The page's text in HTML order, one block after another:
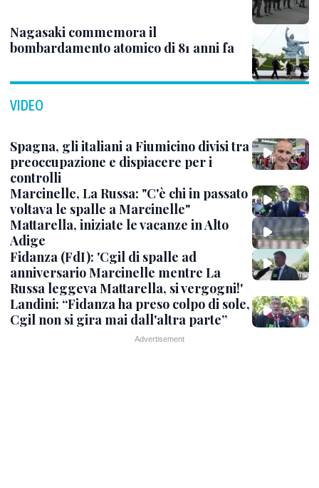
Nagasaki commemora il
bombardamento atomico di 81 anni fa
VIDEO
Spagna, gli italiani a Fiumicino divisi tra
preoccupazione e dispiacere per i
controlli
Marcinelle, La Russa: "C'è chi in passato
voltava le spalle a Marcinelle"
Mattarella, iniziate le vacanze in Alto
Adige
Fidanza (FdI): 'Cgil di spalle ad
anniversario Marcinelle mentre La
Russa leggeva Mattarella, si vergogni!'
Landini: “Fidanza ha preso colpo di sole,
Cgil non si gira mai dall'altra parte”